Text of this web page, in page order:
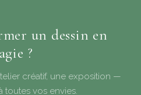
un dessin en
?
créatif, une exposition —
toutes vos envies.